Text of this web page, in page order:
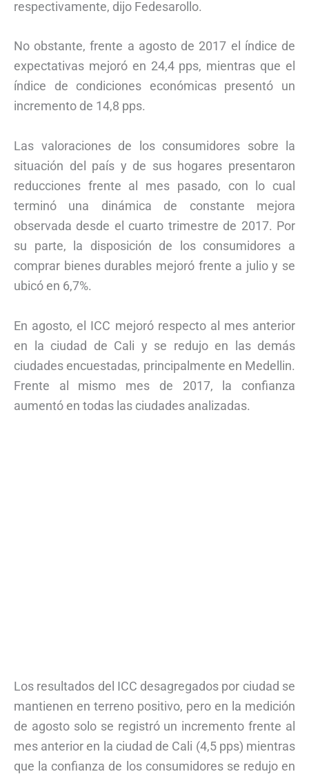
respectivamente, dijo Fedesarollo.
No obstante, frente a agosto de 2017 el índice de
expectativas mejoró en 24,4 pps, mientras que el
índice de condiciones económicas presentó un
incremento de 14,8 pps.
Las valoraciones de los consumidores sobre la
situación del país y de sus hogares presentaron
reducciones frente al mes pasado, con lo cual
terminó una dinámica de constante mejora
observada desde el cuarto trimestre de 2017. Por
su parte, la disposición de los consumidores a
comprar bienes durables mejoró frente a julio y se
ubicó en 6,7%.
En agosto, el ICC mejoró respecto al mes anterior
en la ciudad de Cali y se redujo en las demás
ciudades encuestadas, principalmente en Medellin.
Frente al mismo mes de 2017, la confianza
aumentó en todas las ciudades analizadas.
Los resultados del ICC desagregados por ciudad se
mantienen en terreno positivo, pero en la medición
de agosto solo se registró un incremento frente al
mes anterior en la ciudad de Cali (4,5 pps) mientras
que la confianza de los consumidores se redujo en